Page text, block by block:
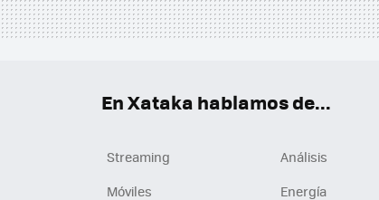
En Xataka hablamos de...
Streaming Análisis
Móviles
Energía